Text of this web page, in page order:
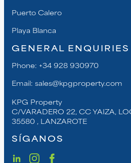
Puerto Calero
Playa Blanca
GENERAL ENQUIRIES
Phone: +34 928 930970
Email: sales@kpgproperty.com
KPG Property
C/VARADERO 22, CC YAIZA,
35580 , LANZAROTE
SÍGANOS